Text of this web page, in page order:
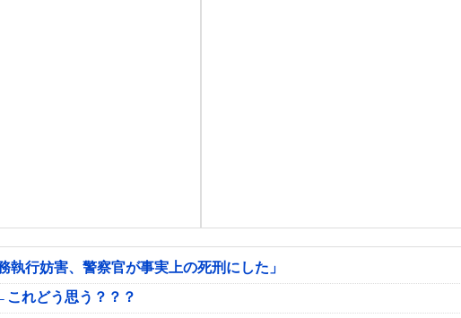
行妨害、警察官が事実上の死刑にした」
れどう思う？？？